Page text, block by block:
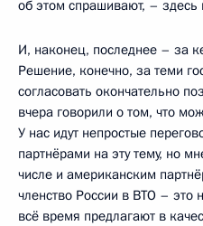
об этом спрашивают, – здесь
И, наконец, последнее – за
Решение, конечно, за теми
согласовать окончательно
вчера говорили о том, что
У нас идут непростые
партнёрами на эту тему, но
числе и американским
членство России в ВТО – это
всё время предлагают в